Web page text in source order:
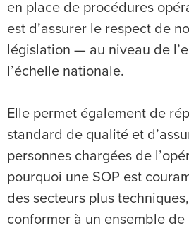
en place de procédures
est d’assurer le respect de
législation — au niveau de
l’échelle nationale.
Elle permet également de
standard de qualité et
personnes chargées de
pourquoi une SOP est
des secteurs plus
conformer à un ensemble de